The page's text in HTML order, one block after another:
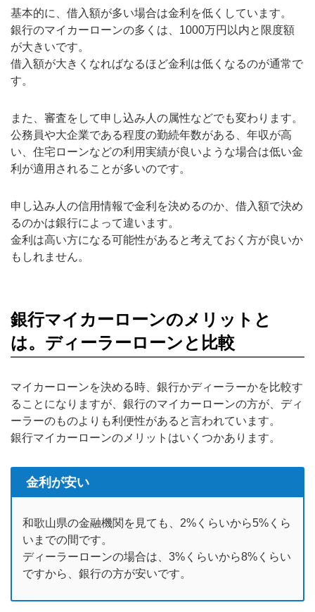
基本的に、借入額が多い場合は金利を低くしています。
銀行のマイカーローンの多くは、1000万円以内と限度額
が大きいです。
借入額が大きくなればなるほど金利は低くなるのが通常で
す。
また、審査をして申し込み人の属性などでも変わります。
公務員や大企業である程度の勤続年数がある、年収が高
い、住宅ローンなどの利用実績が良いような場合は低い金
利が適用されることが多いのです。
申し込み人の信用情報で金利を決めるのか、借入額で決め
るのかは銀行によって違います。
金利は高い方になる可能性があると考えておく方が良いか
もしれません。
銀行マイカーローンのメリットと
は。ディーラーローンと比較
マイカーローンを決める時、銀行かディーラーかを比較す
ることになりますが、銀行のマイカーローンの方が、ディ
ーラーのものよりも利便性があると言われています。
銀行マイカーローンのメリットはいくつかあります。
金利が安い
和歌山県の金融機関を見ても、2%くらいから5%くら
いまでの間です。
ディーラーローンの場合は、3%くらいから8%くらい
ですから、銀行の方が安いです。